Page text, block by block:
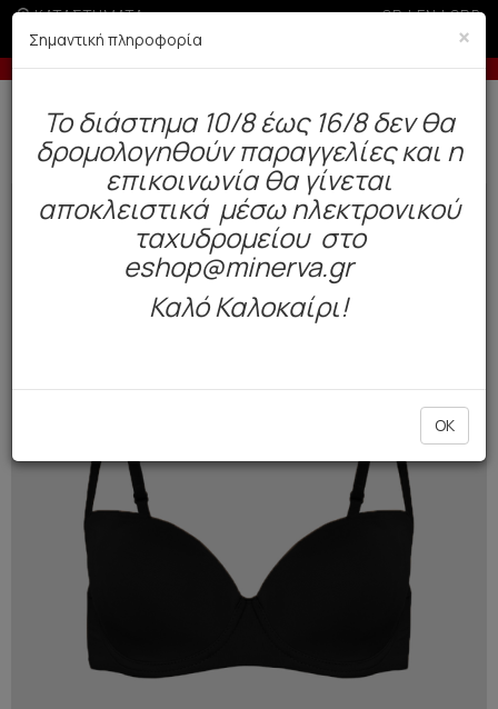
ΚΑΤΑΣΤΗΜΑΤΑ GR|EN|SRB
-10% σε παραγγελίες άνω των 200€
Δωρεάν αποστολή άνω των 49€. Παράδοση σε 3-5 εργάσιμες.
Γυναίκα Εσώρουχα Everyday Σουτιέν / Τοπ
NEW
×
Σημαντική πληροφορία
To διάστημα 10/8 έως 16/8 δεν θα
δρομολογηθούν παραγγελίες και η
επικοινωνία θα γίνεται
αποκλειστικά μέσω ηλεκτρονικού
ταχυδρομείου στο
eshop@minerva.gr
Καλό Καλοκαίρι!
OK